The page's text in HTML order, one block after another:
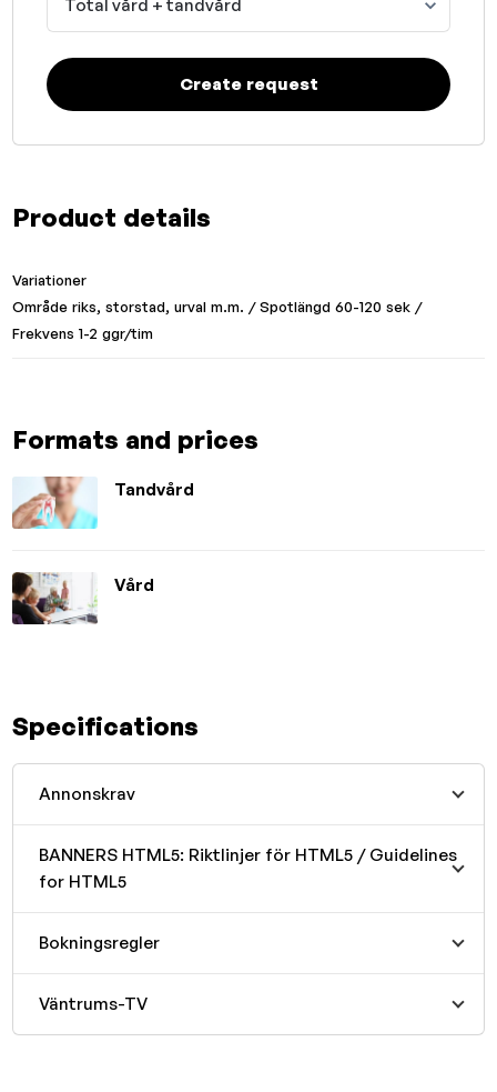
Product details
Variationer
Område riks, storstad, urval m.m. / Spotlängd 60-120 sek /
Frekvens 1-2 ggr/tim
Formats and prices
Tandvård
Vård
Specifications
Annonskrav
BANNERS HTML5: Riktlinjer för HTML5 / Guidelines
for HTML5
Bokningsregler
Väntrums-TV
Total vård + tandvård
Create request